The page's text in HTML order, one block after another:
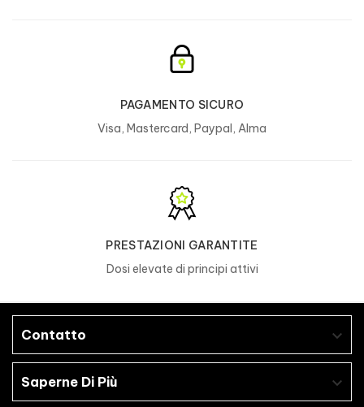
PAGAMENTO SICURO
Visa, Mastercard, Paypal, Alma
PRESTAZIONI GARANTITE
Dosi elevate di principi attivi
Contatto 
Saperne Di Più 